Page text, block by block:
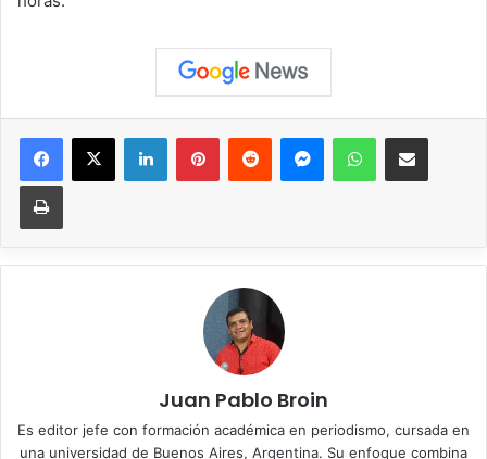
Facebook
X LinkedInPinterestReddit MessengerWhatsAppCompartir vía correo
Imprimir
Juan Pablo Broin
Es editor jefe con formación académica en periodismo, cursada en
una universidad de Buenos Aires, Argentina. Su enfoque combina